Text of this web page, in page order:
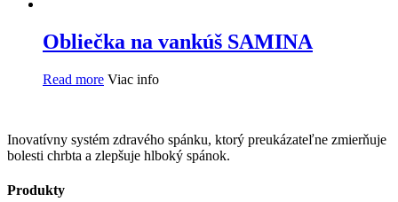
Obliečka na vankúš SAMINA
Read more Viac info
Inovatívny systém zdravého spánku, ktorý preukázateľne zmierňuje
bolesti chrbta a zlepšuje hlboký spánok.
Produkty